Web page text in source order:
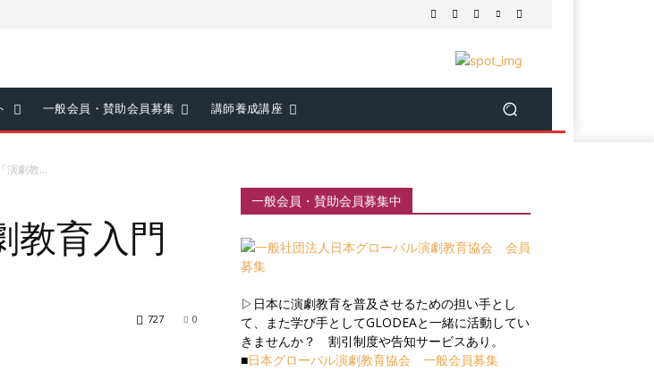
一般会員・賛助会員募集 講師養成講座
演劇教...
教育入門
0
727
一般会員・賛助会員募集中
▷日本に演劇教育を普及させるための担い手とし
て、また学び手としてGLODEAと一緒に活動してい
きませんか？ 割引制度や告知サービスあり。
■日本グローバル演劇教育協会 一般会員募集